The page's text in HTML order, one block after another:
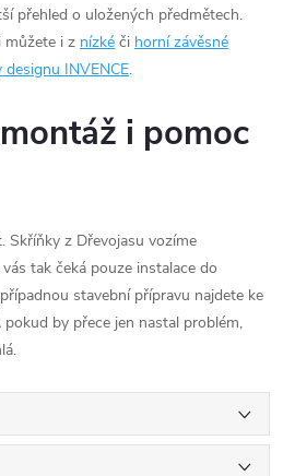
přehled o uložených předmětech.
můžete i z nízké či horní závěsné
designu INVENCE.
i pomoc
Skříňky z Dřevojasu vozíme
tak čeká pouze instalace do
stavební přípravu najdete ke
by přece jen nastal problém,